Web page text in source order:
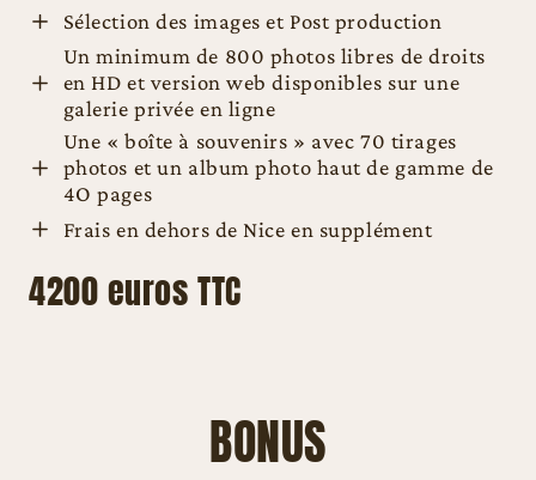
Sélection des images et Post production
Un minimum de 800 photos libres de droits
en HD et version web disponibles sur une
galerie privée en ligne
Une « boîte à souvenirs » avec 70 tirages
photos et un album photo haut de gamme de
4O pages
Frais en dehors de Nice en supplément
4200 euros TTC
BONUS